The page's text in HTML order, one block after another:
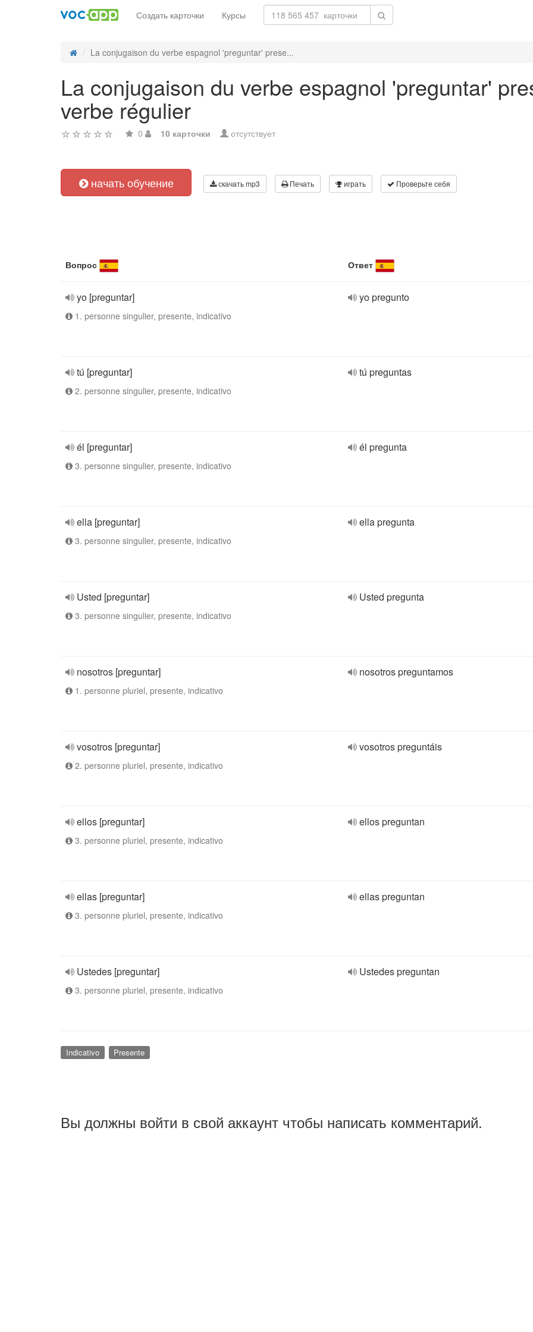
Создать карточки Курсы
La conjugaison du verbe espagnol 'preguntar' prese...
La conjugaison du verbe espagnol 'preguntar'
verbe régulier
0 10 карточки отсутствует
начать обучение скачать mp3 Печать играть Проверьте себя
Вопрос Ответ
yo [preguntar]
1. personne singulier, presente, indicativo
yo pregunto
tú [preguntar]
2. personne singulier, presente, indicativo
tú preguntas
él [preguntar]
3. personne singulier, presente, indicativo
él pregunta
ella [preguntar]
3. personne singulier, presente, indicativo
ella pregunta
Usted [preguntar]
3. personne singulier, presente, indicativo
Usted pregunta
nosotros [preguntar]
1. personne pluriel, presente, indicativo
nosotros preguntamos
vosotros [preguntar]
2. personne pluriel, presente, indicativo
vosotros preguntáis
ellos [preguntar]
3. personne pluriel, presente, indicativo
ellos preguntan
ellas [preguntar]
3. personne pluriel, presente, indicativo
ellas preguntan
Ustedes [preguntar]
3. personne pluriel, presente, indicativo
Ustedes preguntan
Indicativo Presente
Вы должны войти в свой аккаунт чтобы написать комментарий.